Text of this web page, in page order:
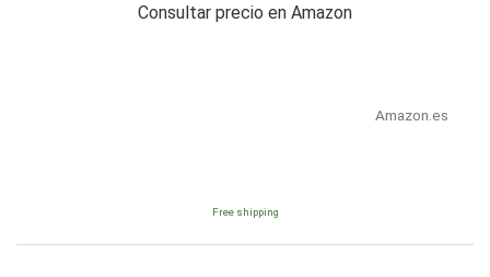
Consultar precio en Amazon
Amazon.es
Free shipping